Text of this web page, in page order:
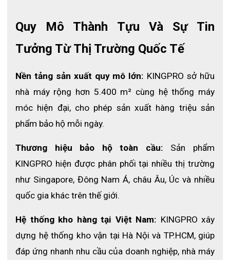
giày được thiết kế bền bỉ, phù hợp sử dụng lâu dài trong môi
Ứng dụng thực tế
Giày bảo hộ KingPro SPICA S110được sử dụng rộng rãi trong
nhiều ngành nghề nhờ khả năng giày bảo hộ thoáng khí và bảo
vệ toàn diện:
- Công trình xây dựng
- Nhà máy sản xuất công nghiệp
- Xưởng cơ khí, gia công kim loại
- Kho vận và logistics
- Ngành điện – điện tử
- Công việc ngoài trời
nhiều, môi trường nóng hoặc yêu cầu giày nhẹ, thoải mái.
ĐỊA CHỈ TIN CẬY MUA BẢO HỘ LAO
Quy Mô Thành Tựu Và Sự Tin
Tưởng Từ Thị Trường Quốc Tế
Nền tảng sản xuất quy mô lớn: KINGPRO sở hữu
nhà máy rộng hơn 5.400 m² cùng hệ thống máy
móc hiện đại, cho phép sản xuất hàng triệu sản
phẩm bảo hộ mỗi ngày.
Thương hiệu bảo hộ toàn cầu: Sản phẩm
KINGPRO hiện được phân phối tại nhiều thị trường
như Singapore, Đông Nam Á, châu Âu, Úc và nhiều
quốc gia khác trên thế giới.
Hệ thống kho hàng tại Việt Nam: KINGPRO xây
dựng hệ thống kho vận tại Hà Nội và TP.HCM, giúp
đáp ứng nhanh nhu cầu của doanh nghiệp, nhà máy